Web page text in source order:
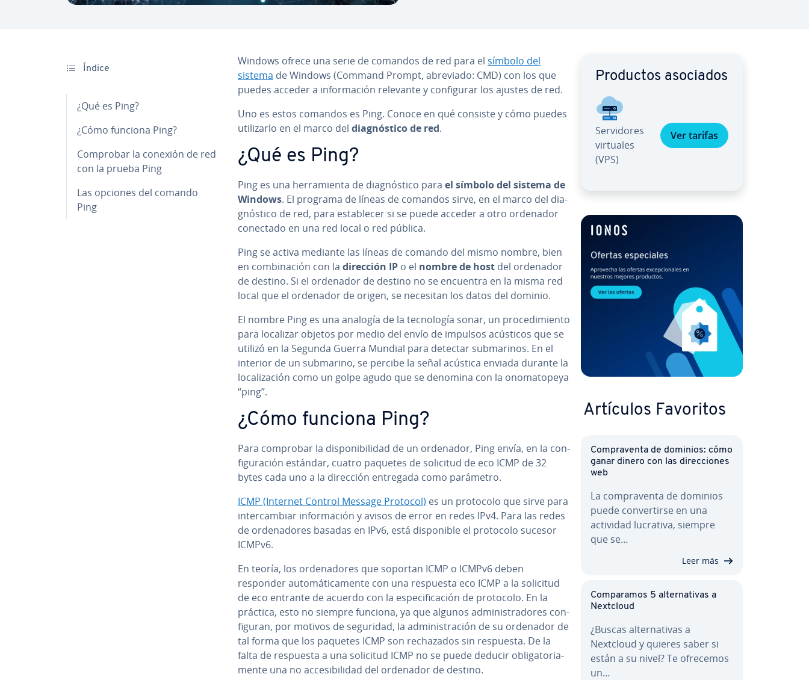
Índice
¿Qué es Ping?
¿Cómo funciona Ping?
Comprobar la conexión de red
con la prueba Ping
Las opciones del comando
Ping
Windows ofrece una serie de comandos de red para el símbolo del
sistema de Windows (Command Prompt, abreviado: CMD) con los que
puedes acceder a in­fo­r­ma­ción relevante y co­n­fi­gu­rar los ajustes de red.
Uno es estos comandos es Ping. Conoce en qué consiste y cómo puedes
uti­li­zar­lo en el marco del dia­g­nó­s­ti­co de red.
¿Qué es Ping?
Ping es una he­rra­mie­n­ta de dia­g­nó­s­ti­co para el símbolo del sistema de
Windows. El programa de líneas de comandos sirve, en el marco del dia­
g­nó­s­ti­co de red, para es­ta­ble­cer si se puede acceder a otro ordenador
conectado en una red local o red pública.
Ping se activa mediante las líneas de comando del mismo nombre, bien
en co­m­bi­na­ción con la dirección IP o el nombre de host del ordenador
de destino. Si el ordenador de destino no se encuentra en la misma red
local que el ordenador de origen, se necesitan los datos del dominio.
El nombre Ping es una analogía de la te­c­no­lo­gía sonar, un pro­ce­di­mie­n­to
para localizar objetos por medio del envío de impulsos acústicos que se
utilizó en la Segunda Guerra Mundial para detectar su­b­ma­ri­nos. En el
interior de un submarino, se percibe la señal acústica enviada durante la
lo­ca­li­za­ción como un golpe agudo que se denomina con la ono­ma­to­pe­ya
“ping”.
¿Cómo funciona Ping?
Para comprobar la di­s­po­ni­bi­li­dad de un ordenador, Ping envía, en la co­n­
fi­gu­ra­ción estándar, cuatro paquetes de solicitud de eco ICMP de 32
bytes cada uno a la dirección entregada como parámetro.
ICMP (Internet Control Message Protocol) es un protocolo que sirve para
in­te­r­ca­m­biar in­fo­r­ma­ción y avisos de error en redes IPv4. Para las redes
de or­de­na­do­res basadas en IPv6, está di­s­po­ni­ble el protocolo sucesor
ICMPv6.
En teoría, los or­de­na­do­res que soportan ICMP o ICMPv6 deben
responder au­to­má­ti­ca­me­n­te con una respuesta eco ICMP a la solicitud
de eco entrante de acuerdo con la es­pe­ci­fi­ca­ción de protocolo. En la
práctica, esto no siempre funciona, ya que algunos ad­mi­ni­s­tra­do­res co­n­
fi­gu­ran, por motivos de seguridad, la ad­mi­ni­s­tra­ción de su ordenador de
tal forma que los paquetes ICMP son re­cha­za­dos sin respuesta. De la
falta de respuesta a una solicitud ICMP no se puede deducir obli­ga­to­ria­
me­n­te una no ac­ce­si­bi­li­dad del ordenador de destino.
Productos asociados
Se­r­vi­do­res
virtuales
(VPS)
Ver tarifas
Artículos Favoritos
Co­m­pra­ve­n­ta de dominios: cómo
ganar dinero con las di­re­c­cio­nes
web
La co­m­pra­ve­n­ta de dominios
puede co­n­ve­r­ti­r­se en una
actividad lucrativa, siempre
que se…
Leer más
Co­m­pa­ra­mos 5 al­te­r­na­ti­vas a
Nextcloud
¿Buscas al­te­r­na­ti­vas a
Nextcloud y quieres saber si
están a su nivel? Te ofrecemos
un…